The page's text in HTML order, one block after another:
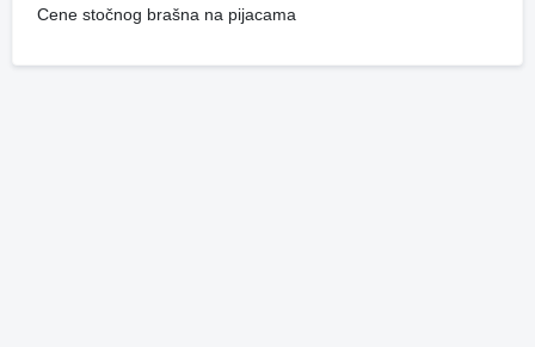
Cene stočnog brašna na pijacama